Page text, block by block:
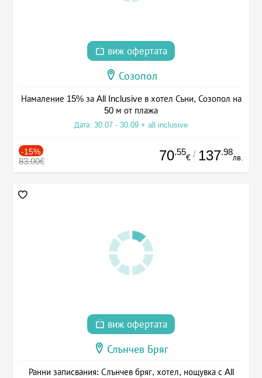
виж офертата
Созопол
Намаление 15% за All Inclusive в хотел Съни, Созопол на
50 м от плажа
Дата: 30.07 - 30.09 + all inclusive
-15%
83.00€ 70.55
€ / 137.98
лв.
виж офертата
Слънчев Бряг
Ранни записвания: Слънчев бряг, хотел, нощувка с All